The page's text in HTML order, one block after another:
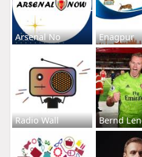
Arsenal No Enagpur
Radio Wall Bernd